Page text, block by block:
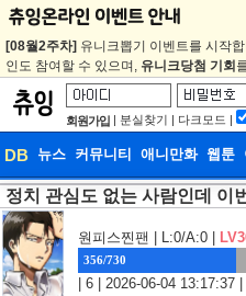
[08월2주차] 유니크뽑기 이벤트를 시작
인도 참여할 수 있으며, 유니크당첨 기회
회원가입 | 분실찾기 | 다크모드 |
DB 뉴스 커뮤니티 애니만화 웹툰
DB 뉴스
웹툰 이미지
정치 관심도 없는 사람인데 이
원피스찐팬 | L:0/A:0 |
356/730
| 6 | 2026-06-04 13:17:37 |